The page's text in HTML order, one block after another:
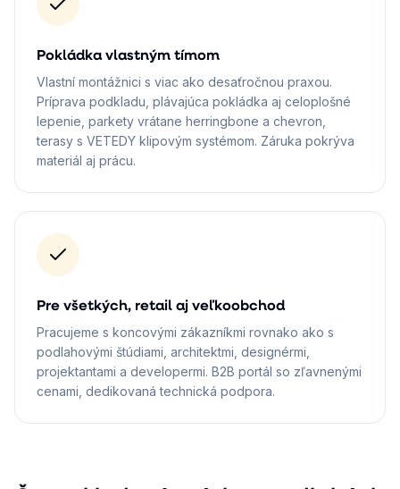
Pokládka vlastným tímom
Vlastní montážnici s viac ako desaťročnou praxou.
Príprava podkladu, plávajúca pokládka aj celoplošné
lepenie, parkety vrátane herringbone a chevron,
terasy s VETEDY klipovým systémom. Záruka pokrýva
materiál aj prácu.
Pre všetkých, retail aj veľkoobchod
Pracujeme s koncovými zákazníkmi rovnako ako s
podlahovými štúdiami, architektmi, designérmi,
projektantami a developermi. B2B portál so zľavnenými
cenami, dedikovaná technická podpora.